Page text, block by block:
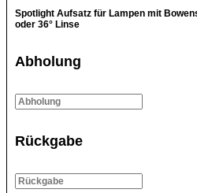
Spotlight Aufsatz für Lampen mit
oder 36° Linse
Abholung
Rückgabe